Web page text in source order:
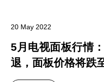
20 May 2022
5月电视面板行情
退，面板价格将跌